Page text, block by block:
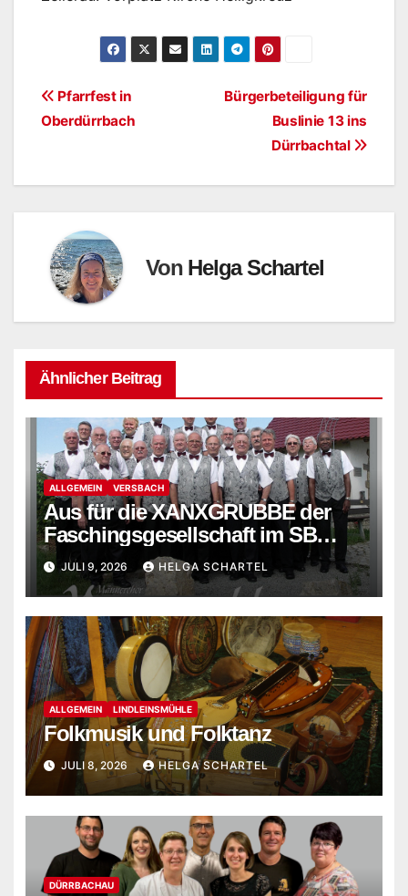
BeitragsnavigationBürgerbeteiligung für
Buslinie 13 ins
Dürrbachtal
Pfarrfest in
Oberdürrbach
Von Helga Schartel
Ähnlicher Beitrag
ALLGEMEIN VERSBACH
Aus für die XANXGRUBBE der
Faschingsgesellschaft im SB
Versbach
JULI 9, 2026 HELGA SCHARTEL
ALLGEMEIN LINDLEINSMÜHLE
Folkmusik und Folktanz
JULI 8, 2026 HELGA SCHARTEL
DÜRRBACHAU